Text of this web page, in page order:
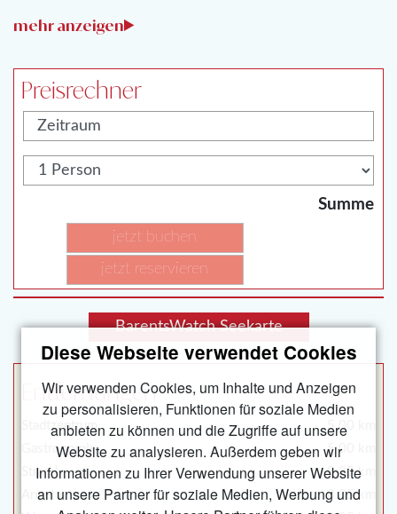
Diese Webseite verwendet Cookies
Wir verwenden Cookies, um Inhalte und Anzeigen
zu personalisieren, Funktionen für soziale Medien
anbieten zu können und die Zugriffe auf unsere
Website zu analysieren. Außerdem geben wir
Informationen zu Ihrer Verwendung unserer Website
an unsere Partner für soziale Medien, Werbung und
Preisrechner
Summe
jetzt buchen
jetzt reservieren
BarentsWatch Seekarte
Entfernungen
Stadtzentrum
5.00 km
Gastronomie
5.00 km
Strand
0.35 km
Angeln
0.35 km